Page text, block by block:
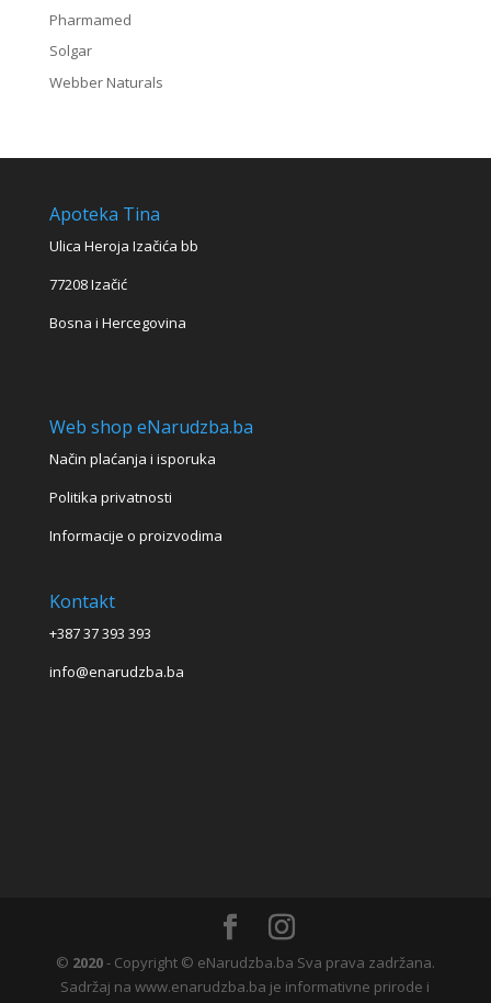
Pharmamed
Solgar
Webber Naturals
Apoteka Tina
Ulica Heroja Izačića bb
77208 Izačić
Bosna i Hercegovina
Web shop eNarudzba.ba
Način plaćanja i isporuka
Politika privatnosti
Informacije o proizvodima
Kontakt
+387 37 393 393
info@enarudzba.ba
© 2020- Copyright © eNarudzba.ba Sva prava zadržana.
Sadržaj na www.enarudzba.ba je informativne prirode i